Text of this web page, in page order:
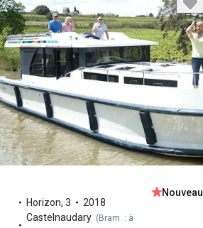
Horizon, 3
2018
Castelnaudary (Bram : à
Nouveau